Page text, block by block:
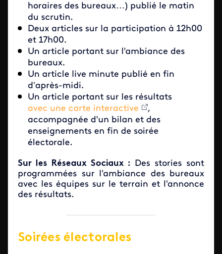
horaires des bureaux…) publié le matin
du scrutin.
Deux articles sur la participation à 12h00
et 17h00.
Un article portant sur l'ambiance des
bureaux.
Un article live minute publié en fin
d’après-midi.
Un article portant sur les résultats
avec une carte interactive
,
accompagnée d'un bilan et des
enseignements en fin de soirée
électorale.
Sur les Réseaux Sociaux : Des stories sont
programmées sur l'ambiance des bureaux
avec les équipes sur le terrain et l'annonce
des résultats.
Soirées électorales